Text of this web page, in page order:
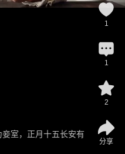
室，正月十五长安有
1
1
2
分享